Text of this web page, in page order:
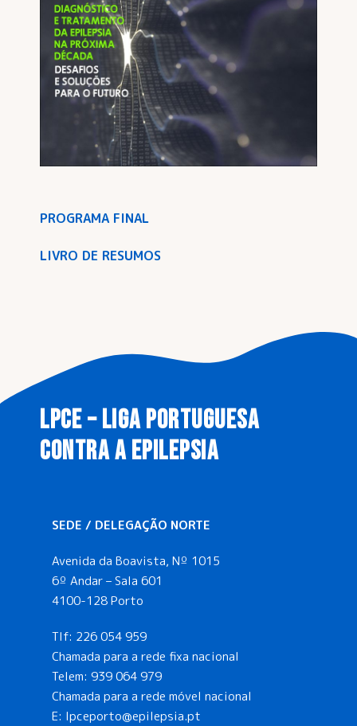
PROGRAMA FINAL
LIVRO DE RESUMOS
LPCE – LIGA PORTUGUESA
CONTRA A EPILEPSIA
SEDE / DELEGAÇÃO NORTE
Avenida da Boavista, Nº 1015
6º Andar – Sala 601
4100-128 Porto
Tlf: 226 054 959
Chamada para a rede fixa nacional
Telem: 939 064 979
Chamada para a rede móvel nacional
E: lpceporto@epilepsia.pt